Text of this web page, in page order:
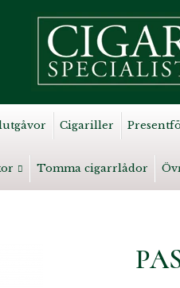
Cigariller
Tomma cigarrlådor